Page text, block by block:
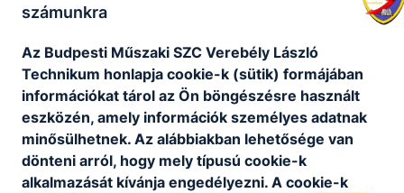
KAPCSOLÓDÓ HÍREK
számunkra
Az Budpesti Műszaki SZC Verebély László
Technikum honlapja cookie-k (sütik) formájában
információkat tárol az Ön böngészésre használt
eszközén, amely információk személyes adatnak
minősülhetnek. Az alábbiakban lehetősége van
dönteni arról, hogy mely típusú cookie-k
alkalmazását kívánja engedélyezni. A cookie-k